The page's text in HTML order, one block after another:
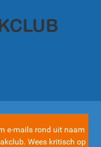
e-mails rond uit naam
Wees kritisch op